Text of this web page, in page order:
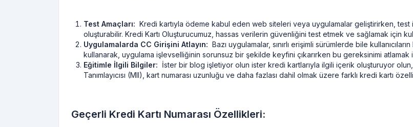
Test Amaçları: Kredi kartıyla ödeme kabul eden web siteleri veya uygulamalar geliştirirken, test
oluşturabilir. Kredi Kartı Oluşturucumuz, hassas verilerin güvenliğini test etmek ve sağlamak için
Uygulamalarda CC Girişini Atlayın: Bazı uygulamalar, sınırlı erişimli sürümlerde bile
kullanarak, uygulama işlevselliğinin sorunsuz bir şekilde keyfini çıkarırken bu gereksinimi atlamak
Eğitimle İlgili Bilgiler: İster bir blog işletiyor olun ister kredi kartlarıyla ilgili içerik oluşturuyor
Tanımlayıcısı (MII), kart numarası uzunluğu ve daha fazlası dahil olmak üzere farklı kredi kartı
Geçerli Kredi Kartı Numarası Özellikleri: